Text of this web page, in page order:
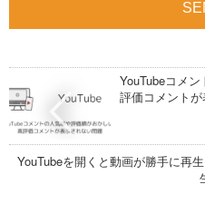
YouTubeコメ
評価コメント
YouTubeを開くと動画が勝手に再